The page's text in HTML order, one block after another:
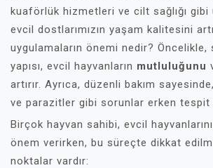
kuaförlük hizmetleri ve cilt sağlığı gibi
evcil dostlarımızın yaşam kalitesini
uygulamaların önemi nedir? Öncelikle,
yapısı, evcil hayvanların mutluluğunu
artırır. Ayrıca, düzenli bakım
ve parazitler gibi sorunlar erken tespit
Birçok hayvan sahibi, evcil
önem verirken, bu süreçte dikkat
noktalar vardır: